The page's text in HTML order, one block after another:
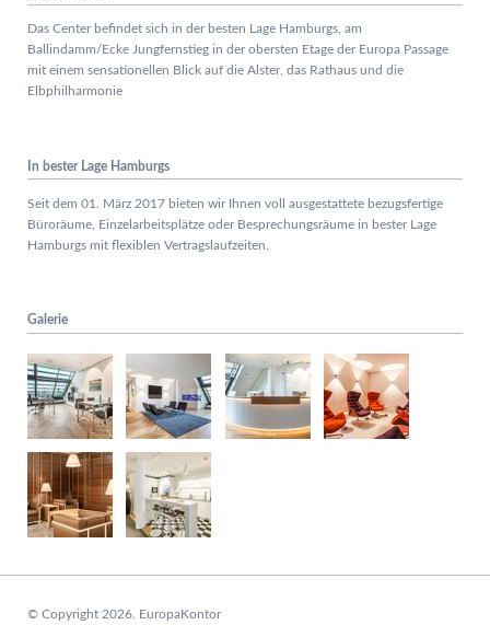
Das Center befindet sich in der besten Lage Hamburgs, am
Ballindamm/Ecke Jungfernstieg in der obersten Etage der Europa Passage
mit einem sensationellen Blick auf die Alster, das Rathaus und die
Elbphilharmonie
In bester Lage Hamburgs
Seit dem 01. März 2017 bieten wir Ihnen voll ausgestattete bezugsfertige
Büroräume, Einzelarbeitsplätze oder Besprechungsräume in bester Lage
Hamburgs mit flexiblen Vertragslaufzeiten.
Galerie
© Copyright 2026. EuropaKontor